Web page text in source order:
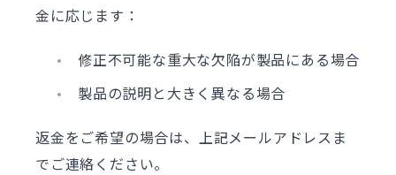
金に応じます：
修正不可能な重大な欠陥が製品にある場合
製品の説明と大きく異なる場合
返金をご希望の場合は、上記メールアドレスま
でご連絡ください。